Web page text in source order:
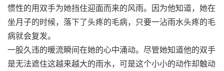
惯性的用双手为她挡住迎面而来的风雨。因为他知道，她在
坐月子的时候，落下了头疼的毛病，只要一沾雨水头疼的毛
病就会复发。
一股久违的暖流瞬间在她的心中涌动。尽管她知道他的双手
是无法遮住这越来越大的雨水，可是这个小小的动作却触动